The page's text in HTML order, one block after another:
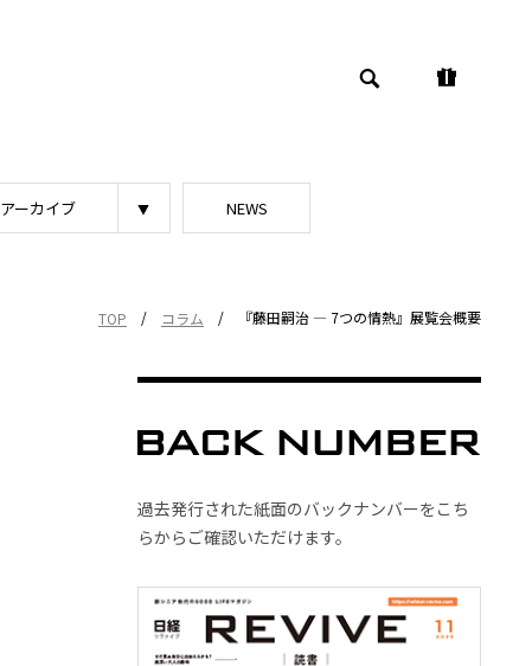
アーカイブ NEWS
TOP / コラム /
『藤田嗣治 ― 7つの情熱』展覧会概要
過去発行された紙面のバックナンバーをこち
らからご確認いただけます。